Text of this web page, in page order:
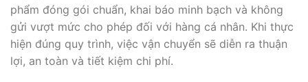
phẩm đóng gói chuẩn, khai báo minh bạch và không
gửi vượt mức cho phép đối với hàng cá nhân. Khi thực
hiện đúng quy trình, việc vận chuyển sẽ diễn ra thuận
lợi, an toàn và tiết kiệm chi phí.